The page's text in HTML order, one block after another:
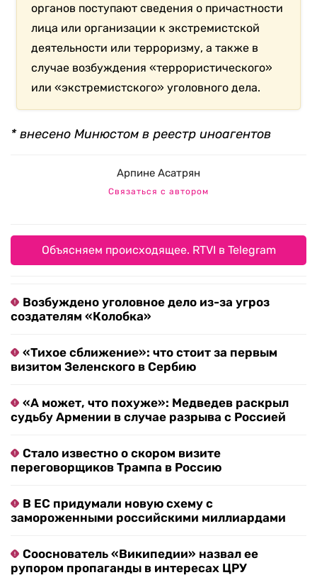
органов поступают сведения о причастности
лица или организации к экстремистской
деятельности или терроризму, а также в
случае возбуждения «террористического»
или «экстремистского» уголовного дела.
* внесено Минюстом в реестр иноагентов
Арпине Асатрян
Связаться с автором
Объясняем происходящее. RTVI в Telegram
Возбуждено уголовное дело из-за угроз
создателям «Колобка»
«Тихое сближение»: что стоит за первым
визитом Зеленского в Сербию
«А может, что похуже»: Медведев раскрыл
судьбу Армении в случае разрыва с Россией
Стало известно о скором визите
переговорщиков Трампа в Россию
В ЕС придумали новую схему с
замороженными российскими миллиардами
Сооснователь «Википедии» назвал ее
рупором пропаганды в интересах ЦРУ